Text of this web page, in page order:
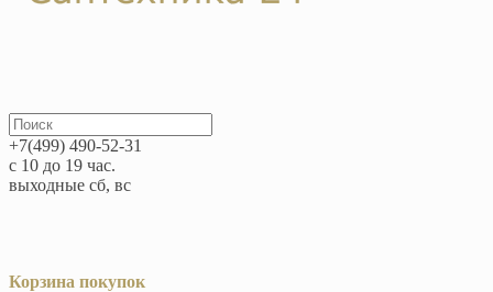
+7(499) 490-52-31
с 10 до 19 час.
выходные сб, вс
Корзина покупок